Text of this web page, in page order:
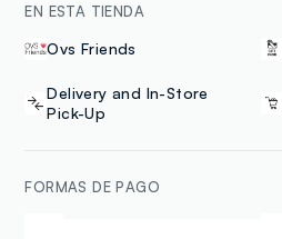
EN ESTA TIENDA
Ovs Friends
Delivery and In-Store
Pick-Up
FORMAS DE PAGO